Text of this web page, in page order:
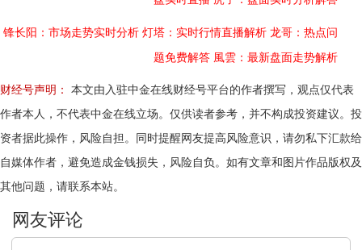
锋长阳：市场走势实时分析 灯塔：实时行情直播解析 龙哥：热点问
题免费解答 風雲：最新盘面走势解析
财经号声明：
本文由入驻中金在线财经号平台的作者撰写，观点仅代表
作者本人，不代表中金在线立场。仅供读者参考，并不构成投资建议。投
资者据此操作，风险自担。同时提醒网友提高风险意识，请勿私下汇款给
自媒体作者，避免造成金钱损失，风险自负。如有文章和图片作品版权及
其他问题，请联系本站。